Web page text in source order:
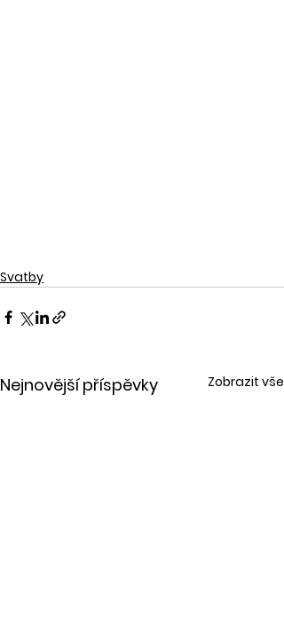
Svatby
Nejnovější příspěvky Zobrazit vše